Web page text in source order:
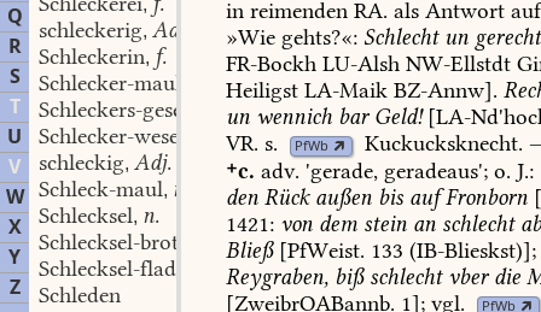
Q
R
S
T
U
V
W
X
Y
Z
,
schleckerig, Adj.
Schleckerin, f.
Schlecker-maul
Schleckers-gesellschaft ,f.
Schlecker-wesen
schleckig, Adj.
Schleck-maul, n.
Schlecksel, n.
Schlecksel-brot
Schlecksel-fladen
m.
Schleden
in reimenden RA. als Antwort auf
»Wie gehts?«: Schlechtun
FR-Bockh LU-Alsh NW-Ellstdt
Heiligst LA-Maik BZ-Annw].
un wennich barGeld![LA-
VR. s. PfWb Kuckucksknecht.
c. adv. 'gerade, geradeaus'; o. J.:
den Rückaußen bis aufFronborn
1421: von dem stein an schlecht
Bließ[PfWeist. 133 (IB-Blieskst)];
Reygraben, bißschlechtvberdie
[ZweibrOABannb. 1]; vgl.
PfWb